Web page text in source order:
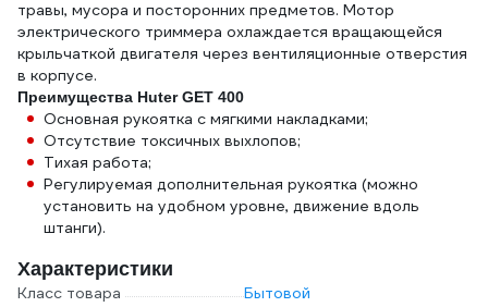
травы, мусора и посторонних предметов. Мотор
электрического триммера охлаждается вращающейся
крыльчаткой двигателя через вентиляционные отверстия
в корпусе.
Преимущества Huter GET 400
Основная рукоятка с мягкими накладками;
Отсутствие токсичных выхлопов;
Тихая работа;
Регулируемая дополнительная рукоятка (можно
установить на удобном уровне, движение вдоль
штанги).
Характеристики
Класс товара
Бытовой